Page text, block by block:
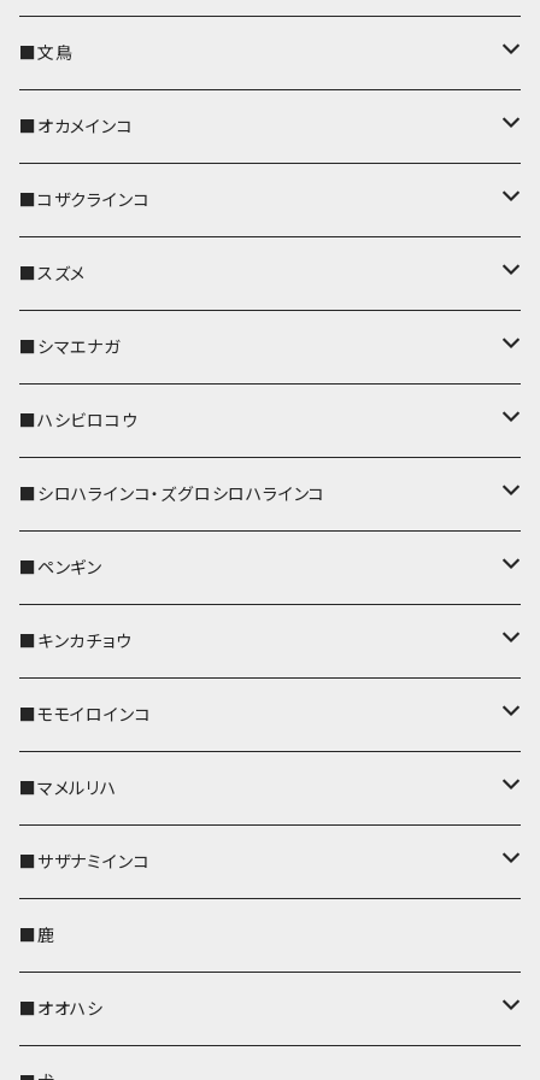
キーカバー
キーホルダー
パスケース
リール付きストラップ
リールのみ
ストラップ付
IDカードホルダー
キーケース
名刺入れ・カードケース
コインケース
メガネケース
ポシェット・バッグ
帆布・デニム
KONBU
Apple Watchバンド
ポーチ
レザートレイ
ペンホルダー
■文鳥
キーカバー
キーホルダー
パスケース
リール付きストラップ
リールのみ
ストラップ付
キーケース
名刺入れ・カードケース
メガネケース
IDカードホルダー
ポシェット・バッグ
帆布・デニム
KONBU
ポーチ
コインケース
AppleWatchバンド
ペットボトルホルダー
■オカメインコ
キーカバー
キーホルダー
パスケース
IDカードホルダー
リール付きストラップ
リールのみ
ストラップ付
キーケース
名刺入れ・カードケース
ポシェット・バッグ
帆布・デニム
KONBU
ポーチ
コインケース
メガネケース
AppleWatchバンド
■コザクラインコ
キーカバー
キーホルダー
パスケース
リール付きストラップ
リールのみ
ストラップ付
メガネケース
コインケース
IDカードホルダー
ポーチ
ポシェット・バッグ
帆布・デニム
KONBU
キーケース
名刺入れ・カードケース
■スズメ
キーカバー
キーホルダー
パスケース
リール付きストラップ
リールのみ
ストラップ付
IDカードホルダー
メガネケース
コインケース
ポシェット・バッグ
帆布・デニム
KONBU
キーケース
名刺入れ・カードケース
■シマエナガ
キーカバー
キーホルダー
パスケース
IDカードホルダー
リール付きストラップ
リールのみ
ストラップ付
キーケース
メガネケース
コインケース
名刺入れ・カードケース
■ハシビロコウ
キーカバー
キーホルダー
リール付きストラップ
リールのみ
ストラップ付
レザートレイ
パスケース
IDカードホルダー
キーケース
メガネケース
■シロハラインコ・ズグロシロハラインコ
キーカバー
キーホルダー
リール付きストラップ
リールのみ
ストラップ付
パスケース
IDカードホルダー
キーケース
メガネケース
■ペンギン
キーカバー
キーホルダー
パスケース
リール付きストラップ
リールのみ
ストラップ付
IDカードホルダー
メガネケース
■キンカチョウ
キーカバー
AppleWatchバンド
キーホルダー・チャーム
パスケース
名刺入れ
■モモイロインコ
キーカバー
キーホルダー
リール付きストラップ
リールのみ
ストラップ付
ペットボトルホルダー
■マメルリハ
レザートレイ
キーカバー
キーホルダー
■サザナミインコ
キーカバー
リール付きストラップ
■鹿
■オオハシ